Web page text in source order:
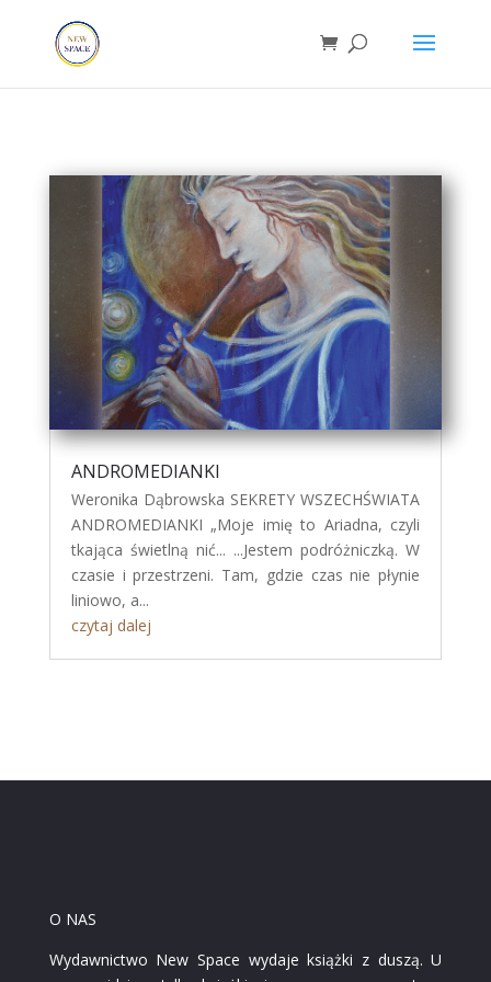
ANDROMEDIANKI
Weronika Dąbrowska SEKRETY WSZECHŚWIATA
ANDROMEDIANKI „Moje imię to Ariadna, czyli
tkająca świetlną nić... ...Jestem podróżniczką. W
czasie i przestrzeni. Tam, gdzie czas nie płynie
liniowo, a...
czytaj dalej
O NAS
Wydawnictwo New Space wydaje książki z duszą. U